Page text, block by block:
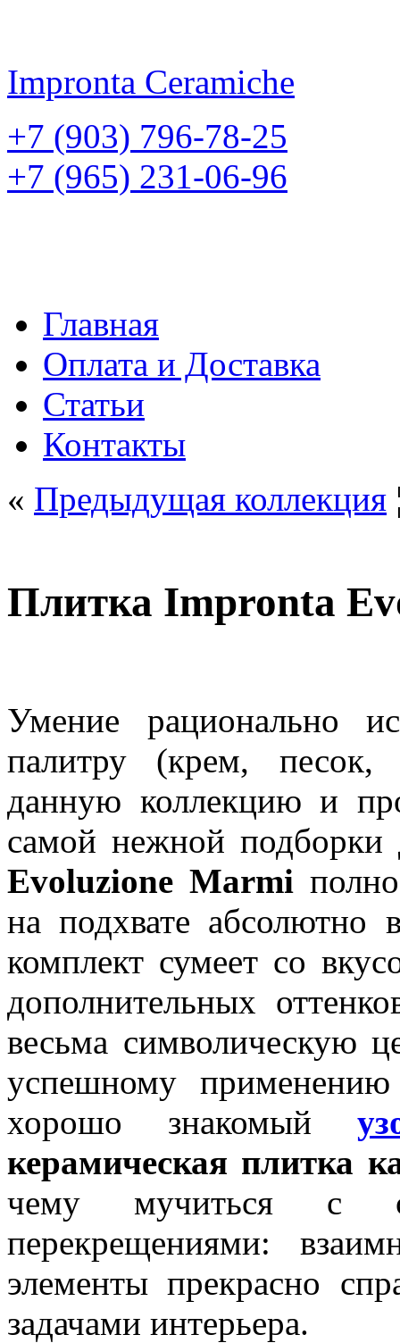
Impronta Ceramiche
+7 (903) 796-78-25
+7 (965) 231-06-96
Главная
Оплата и Доставка
Статьи
Контакты
« Предыдущая коллекция
Плитка Impronta
Умение рационально
палитру (крем, песок,
данную коллекцию и
самой нежной
Evoluzione Marmi
на подхвате абсолютно
комплект сумеет со
дополнительных
весьма символическую
успешному применению
хорошо знакомый
керамическая плитка
чему мучиться с
перекрещениями:
элементы прекрасно
задачами интерьера.